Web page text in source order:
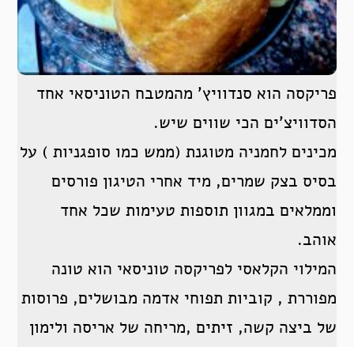
פריקסה הוא סנדוויץ’ מהמטבח הטוניסאי אחד
הסדוויצ’ים הכי שווים שיש.
מכינים לחמניה מטוגנת (ממש כמו סופגניות ) על
בסיס בצק שמרים, מיד אחרי הטיגון פורסים
וממלאים במגוון תוספות טעימות שכל אחד
אוהב.
המילוי הקלאסי לפריקסה טוניסאי הוא טונה
מפוררת , קוביות תפוחי אדמה מבושלים, פרוסות
של ביצה קשה, זיתים ,מריחה של אריסה ולימון